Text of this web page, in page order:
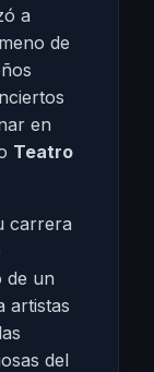
a
de
en
Teatro
carrera
de un
artistas
del